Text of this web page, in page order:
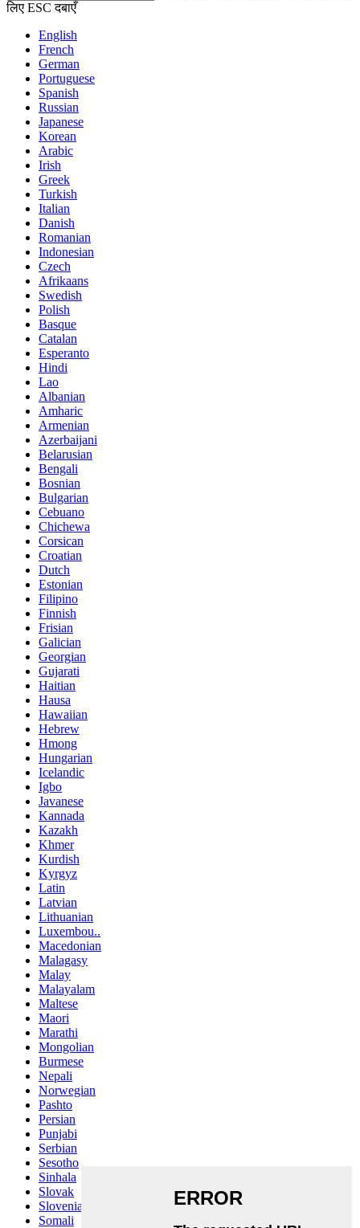
लिए ESC दबाएँ
English
French
German
Portuguese
Spanish
Russian
Japanese
Korean
Arabic
Irish
Greek
Turkish
Italian
Danish
Romanian
Indonesian
Czech
Afrikaans
Swedish
Polish
Basque
Catalan
Esperanto
Hindi
Lao
Albanian
Amharic
Armenian
Azerbaijani
Belarusian
Bengali
Bosnian
Bulgarian
Cebuano
Chichewa
Corsican
Croatian
Dutch
Estonian
Filipino
Finnish
Frisian
Galician
Georgian
Gujarati
Haitian
Hausa
Hawaiian
Hebrew
Hmong
Hungarian
Icelandic
Igbo
Javanese
Kannada
Kazakh
Khmer
Kurdish
Kyrgyz
Latin
Latvian
Lithuanian
Luxembou..
Macedonian
Malagasy
Malay
Malayalam
Maltese
Maori
Marathi
Mongolian
Burmese
Nepali
Norwegian
Pashto
Persian
Punjabi
Serbian
Sesotho
Sinhala
Slovak
Slovenian
Somali